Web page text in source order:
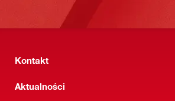
Kontakt
Aktualności